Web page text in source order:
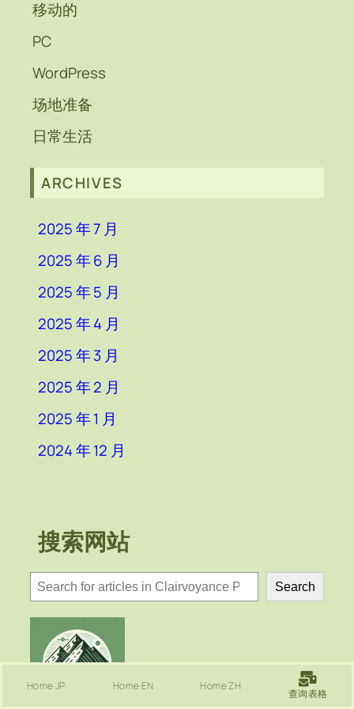
移动的
PC
WordPress
场地准备
日常生活
ARCHIVES
2025 年 7 月
2025 年 6 月
2025 年 5 月
2025 年 4 月
2025 年 3 月
2025 年 2 月
2025 年 1 月
2024 年 12 月
搜索网站
検
索
Search
Home JP Home EN Home ZH
查询表格